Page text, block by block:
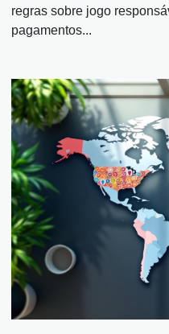
regras sobre jogo
pagamentos...